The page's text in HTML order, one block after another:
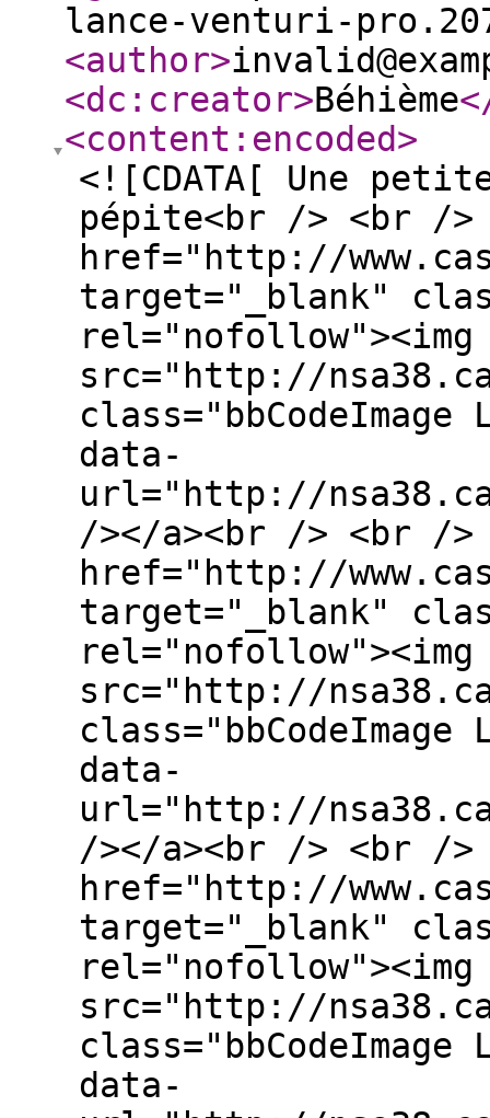
lance-venturi-
<author>
<dc:creator>Béhième
<content:encoded>
<![CDATA[ Une
pépite<br /> <br />
href="http://
target="_blank"
rel="nofollow"><img
src="http://
data-
url="http://
/></a><br /> <br />
href="http://
target="_blank"
rel="nofollow"><img
src="http://
data-
url="http://
/></a><br /> <br />
href="http://
target="_blank"
rel="nofollow"><img
src="http://
data-